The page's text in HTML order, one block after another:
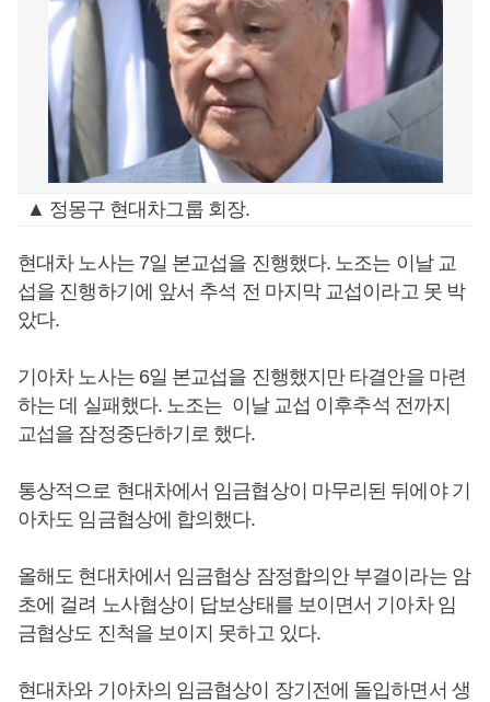
▲ 정몽구 현대차그룹 회장.
현대차 노사는 7일 본교섭을 진행했다. 노조는 이날 교
섭을 진행하기에 앞서 추석 전 마지막 교섭이라고 못 박
았다.
기아차 노사는 6일 본교섭을 진행했지만 타결안을 마련
하는 데 실패했다. 노조는 이날 교섭 이후추석 전까지
교섭을 잠정중단하기로 했다.
통상적으로 현대차에서 임금협상이 마무리된 뒤에야 기
아차도 임금협상에 합의했다.
올해도 현대차에서 임금협상 잠정합의안 부결이라는 암
초에 걸려 노사협상이 답보상태를 보이면서 기아차 임
금협상도 진척을 보이지 못하고 있다.
현대차와 기아차의 임금협상이 장기전에 돌입하면서 생